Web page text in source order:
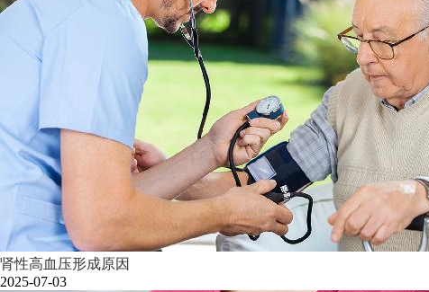
肾性高血压形成原因
2025-07-03